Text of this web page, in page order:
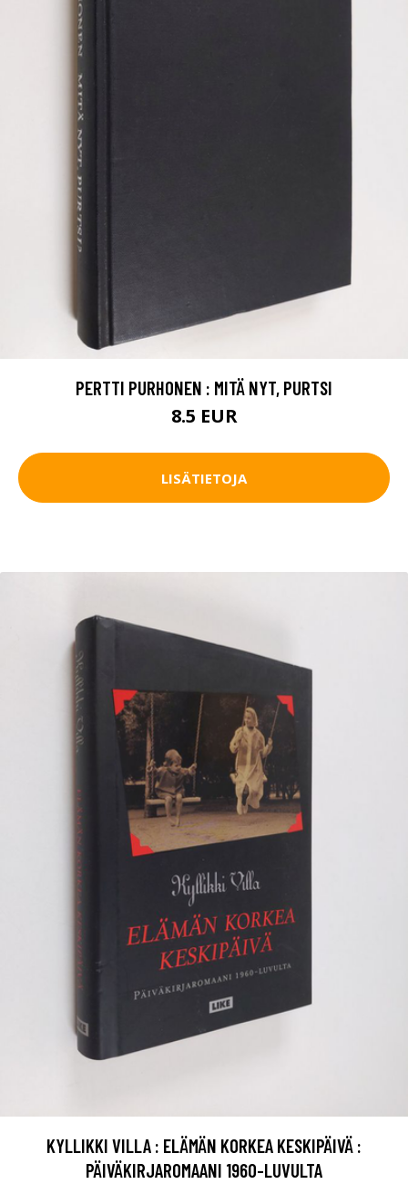
PERTTI PURHONEN : MITÄ NYT, PURTSI
8.5 EUR
LISÄTIETOJA
KYLLIKKI VILLA : ELÄMÄN KORKEA KESKIPÄIVÄ :
PÄIVÄKIRJAROMAANI 1960-LUVULTA